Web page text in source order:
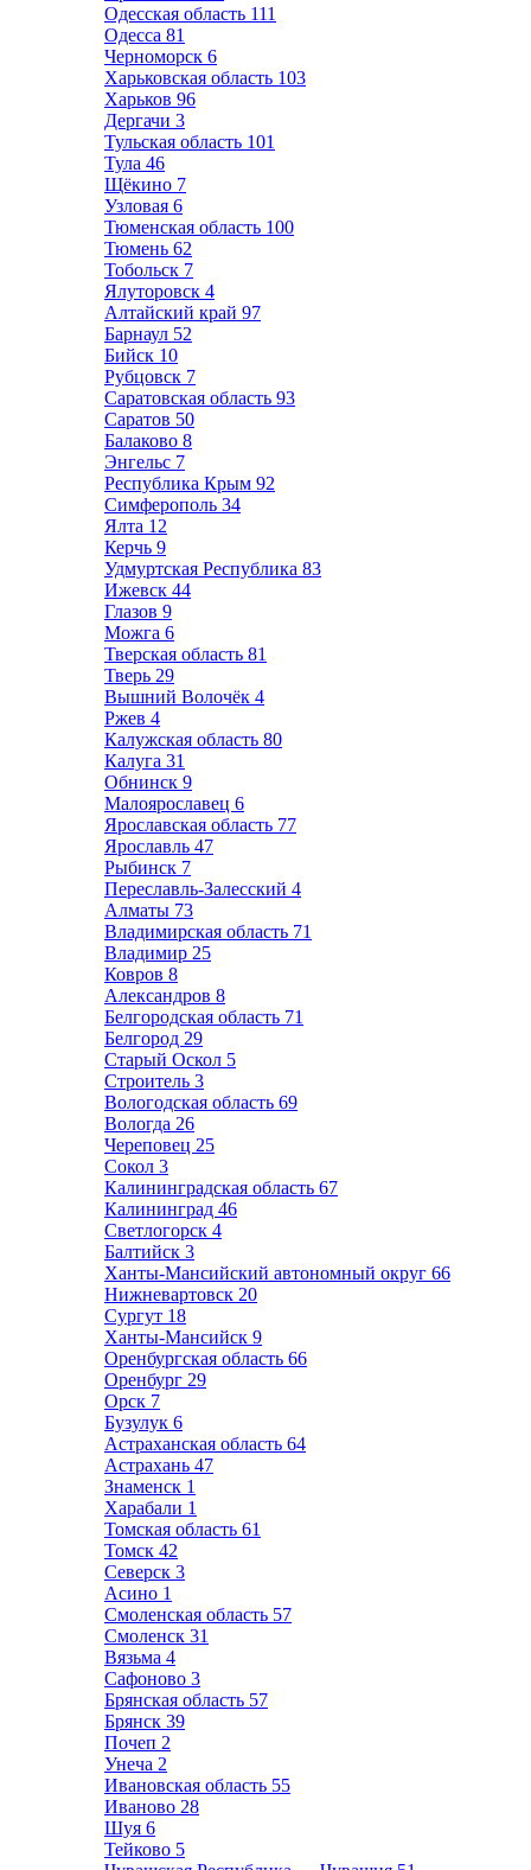
Одесская область 111
Одесса 81
Черноморск 6
Харьковская область 103
Харьков 96
Дергачи 3
Тульская область 101
Тула 46
Щёкино 7
Узловая 6
Тюменская область 100
Тюмень 62
Тобольск 7
Ялуторовск 4
Алтайский край 97
Барнаул 52
Бийск 10
Рубцовск 7
Саратовская область 93
Саратов 50
Балаково 8
Энгельс 7
Республика Крым 92
Симферополь 34
Ялта 12
Керчь 9
Удмуртская Республика 83
Ижевск 44
Глазов 9
Можга 6
Тверская область 81
Тверь 29
Вышний Волочёк 4
Ржев 4
Калужская область 80
Калуга 31
Обнинск 9
Малоярославец 6
Ярославская область 77
Ярославль 47
Рыбинск 7
Переславль-Залесский 4
Алматы 73
Владимирская область 71
Владимир 25
Ковров 8
Александров 8
Белгородская область 71
Белгород 29
Старый Оскол 5
Строитель 3
Вологодская область 69
Вологда 26
Череповец 25
Сокол 3
Калининградская область 67
Калининград 46
Светлогорск 4
Балтийск 3
Ханты-Мансийский автономный округ 66
Нижневартовск 20
Сургут 18
Ханты-Мансийск 9
Оренбургская область 66
Оренбург 29
Орск 7
Бузулук 6
Астраханская область 64
Астрахань 47
Знаменск 1
Харабали 1
Томская область 61
Томск 42
Северск 3
Асино 1
Смоленская область 57
Смоленск 31
Вязьма 4
Сафоново 3
Брянская область 57
Брянск 39
Почеп 2
Унеча 2
Ивановская область 55
Иваново 28
Шуя 6
Тейково 5